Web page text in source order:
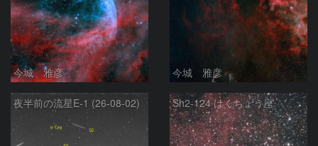
今城 雅彦 今城 雅彦
夜半前の流星E-1 (26-08-02) Sh2-124 はくちょう座